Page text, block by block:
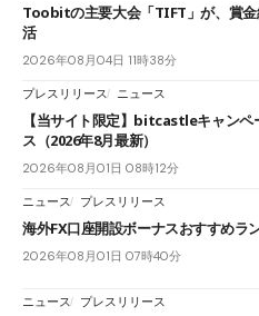
Toobitの主要大会「TIFT」が、賞金
活
2026年08月04日 11時38分
プレスリリース ニュース
【当サイト限定】bitcastleキャンペ
ス（2026年8月最新）
2026年08月01日 08時12分
ニュース プレスリリース
海外FX口座開設ボーナスおすすめラ
2026年08月01日 07時40分
ニュース プレスリリース